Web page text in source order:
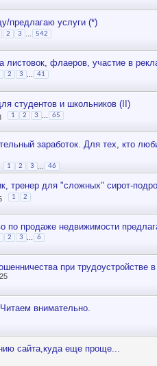
предлагаю услуги (*)
2 3 542
листовок, флаеров, участие в
2 3 41
студентов и школьников (II)
1 2 3 65
заработок. Для тех, кто
1 2 3 46
тренер для "сложных" сирот-
1 2
по продаже недвижимости
2 3 6
при трудоустройстве
внимательно.
сайта,куда еще проще...